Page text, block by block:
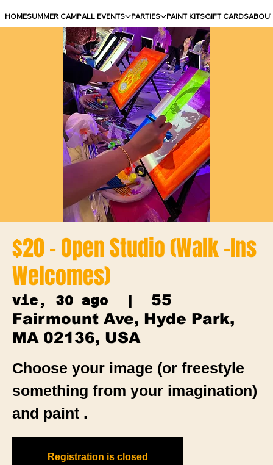
HOMESUMMER CAMPALL EVENTS PARTIES PAINT KITSGIFT CARDS
$20 - Open Studio (Walk -Ins
Welcomes)
vie, 30 ago
  |
55
Fairmount Ave, Hyde Park,
MA 02136, USA
Choose your image (or freestyle
something from your imagination)
and paint .
Registration is closed